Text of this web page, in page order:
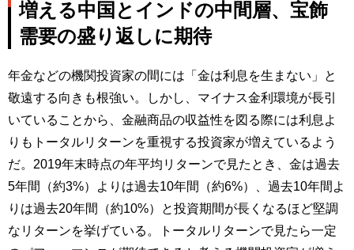
増える中国とインドの中間層、宝飾
需要の盛り返しに期待
年金などの機関投資家の間には「金は利息を生まない」と
敬遠する向きも根強い。しかし、マイナス金利環境が長引
いていることから、金融商品の収益性を図る際には利息よ
りもトータルリターンを重視する投資家が増えているよう
だ。2019年末時点の年平均リターンで見たとき、金は過去
5年間（約3%）よりは過去10年間（約6%）、過去10年間よ
りは過去20年間（約10%）と投資期間が長くなるほど堅調
なリターンを挙げている。トータルリターンで見たら一定